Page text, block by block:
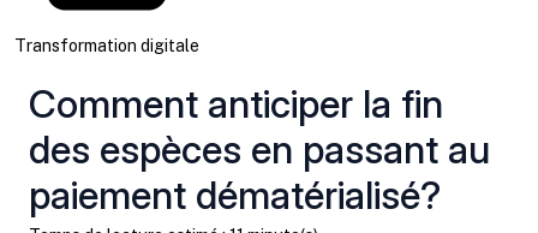
Transformation digitale
Comment anticiper la fin
des espèces en passant au
paiement dématérialisé?